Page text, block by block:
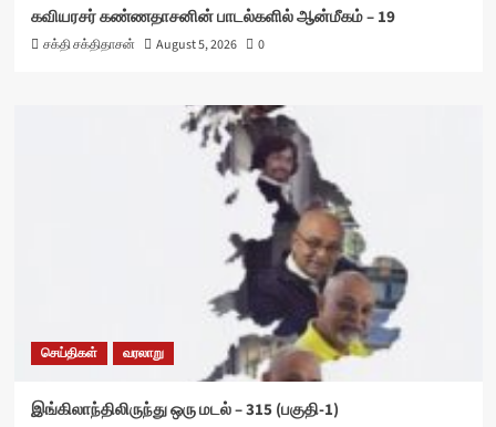
கவியரசர் கண்ணதாசனின் பாடல்களில் ஆன்மீகம் – 19
சக்தி சக்திதாசன் August 5, 2026 0
செய்திகள் வரலாறு
இங்கிலாந்திலிருந்து ஒரு மடல் – 315 (பகுதி-1)